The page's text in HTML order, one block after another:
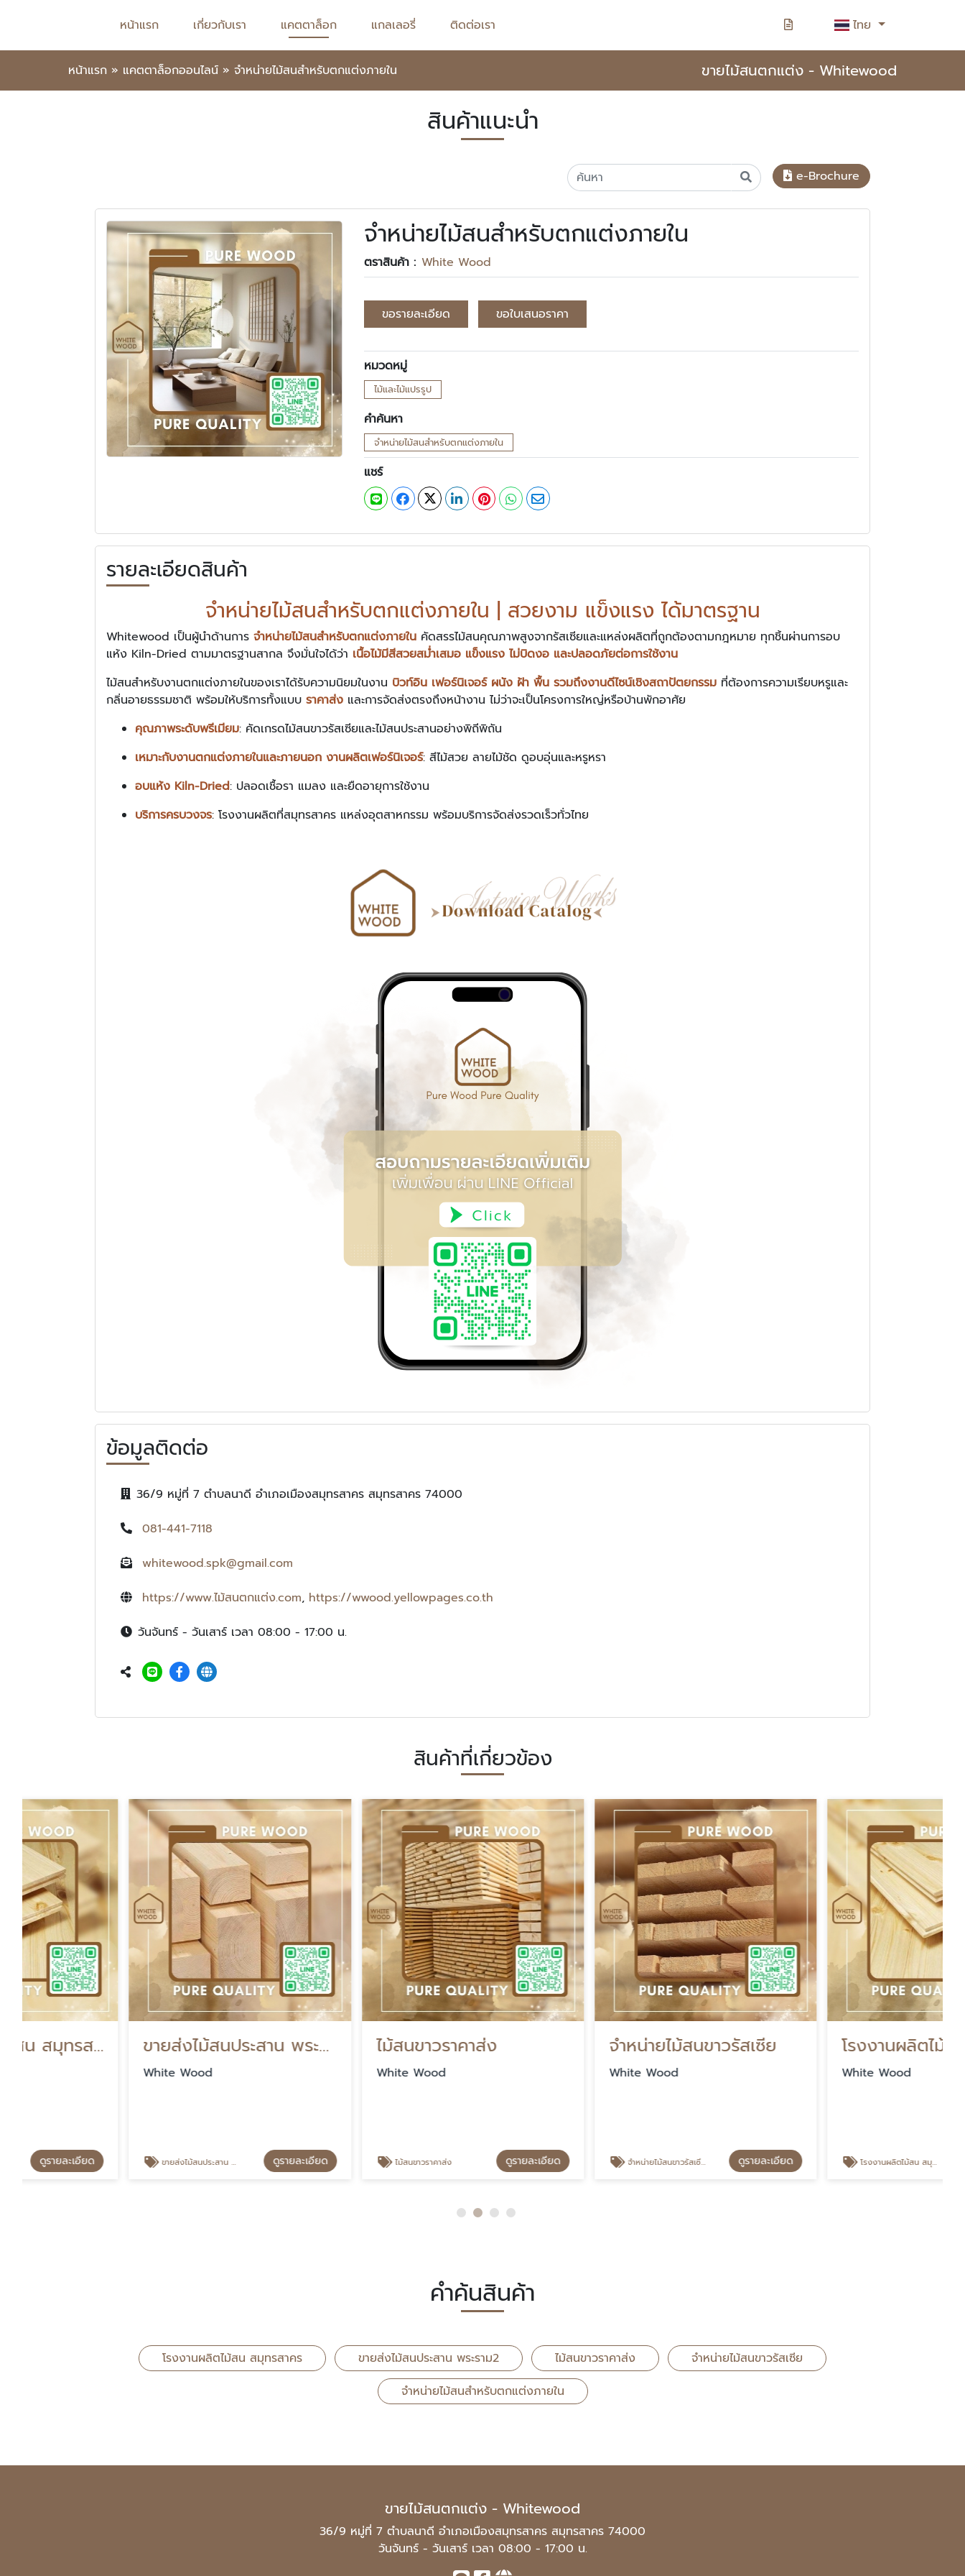
หน้าแรก เกี่ยวกับเรา แคตตาล็อก แกลเลอรี่ ติดต่อเรา ไทย
หน้าแรก » แคตตาล็อกออนไลน์ » จำหน่ายไม้สนสำหรับตกแต่งภายใน ขายไม้สนตกแต่ง - Whitewood
สินค้าแนะนำ
e-Brochure
จำหน่ายไม้สนสำหรับตกแต่งภายใน
ตราสินค้า : White Wood
ขอรายละเอียด ขอใบเสนอราคา
หมวดหมู่
ไม้และไม้แปรรูป
คำค้นหา
จำหน่ายไม้สนสำหรับตกแต่งภายใน
แชร์
รายละเอียดสินค้า
จำหน่ายไม้สนสำหรับตกแต่งภายใน | สวยงาม แข็งแรง ได้มาตรฐาน
Whitewood เป็นผู้นำด้านการ จำหน่ายไม้สนสำหรับตกแต่งภายใน คัดสรรไม้สนคุณภาพสูงจากรัสเซียและแหล่งผลิตที่ถูกต้องตามกฎหมาย ทุกชิ้นผ่านการอบ
แห้ง Kiln-Dried ตามมาตรฐานสากล จึงมั่นใจได้ว่า เนื้อไม้มีสีสวยสม่ำเสมอ แข็งแรง ไม่บิดงอ และปลอดภัยต่อการใช้งาน
ไม้สนสำหรับงานตกแต่งภายในของเราได้รับความนิยมในงาน บิวท์อิน เฟอร์นิเจอร์ ผนัง ฝ้า พื้น รวมถึงงานดีไซน์เชิงสถาปัตยกรรม ที่ต้องการความเรียบหรูและ
กลิ่นอายธรรมชาติ พร้อมให้บริการทั้งแบบ ราคาส่ง และการจัดส่งตรงถึงหน้างาน ไม่ว่าจะเป็นโครงการใหญ่หรือบ้านพักอาศัย
คุณภาพระดับพรีเมียม: คัดเกรดไม้สนขาวรัสเซียและไม้สนประสานอย่างพิถีพิถัน
เหมาะกับงานตกแต่งภายในและภายนอก งานผลิตเฟอร์นิเจอร์: สีไม้สวย ลายไม้ชัด ดูอบอุ่นและหรูหรา
อบแห้ง Kiln-Dried: ปลอดเชื้อรา แมลง และยืดอายุการใช้งาน
บริการครบวงจร: โรงงานผลิตที่สมุทรสาคร แหล่งอุตสาหกรรม พร้อมบริการจัดส่งรวดเร็วทั่วไทย
ข้อมูลติดต่อ
36/9 หมู่ที่ 7 ตำบลนาดี อำเภอเมืองสมุทรสาคร สมุทรสาคร 74000
081-441-7118
whitewood.spk@gmail.com
https://www.ไม้สนตกแต่ง.com, https://wwood.yellowpages.co.th
วันจันทร์ - วันเสาร์ เวลา 08:00 - 17:00 น.
สินค้าที่เกี่ยวข้อง
ขายส่งไม้สนประสาน พระราม2
ขายส่งไม้สนประสาน พระราม2 ดูรายละเอียด
ไม้สนขาวราคาส่ง
ไม้สนขาวราคาส่ง ดูรายละเอียด
จำหน่ายไม้สนขาวรัสเซีย
จำหน่ายไม้สนขาวรัสเซีย ดูรายละเอียด
โรงงานผลิตไม้สน สมุทรสาคร
โรงงานผลิตไม้สน สมุทรสาคร ดูรายละเอียด
คำค้นสินค้า
โรงงานผลิตไม้สน สมุทรสาคร ขายส่งไม้สนประสาน พระราม2 ไม้สนขาวราคาส่ง
จำหน่ายไม้สนขาวรัสเซีย
จำหน่ายไม้สนสำหรับตกแต่งภายใน
ขายไม้สนตกแต่ง - Whitewood
36/9 หมู่ที่ 7 ตำบลนาดี อำเภอเมืองสมุทรสาคร สมุทรสาคร 74000
วันจันทร์ - วันเสาร์ เวลา 08:00 - 17:00 น.